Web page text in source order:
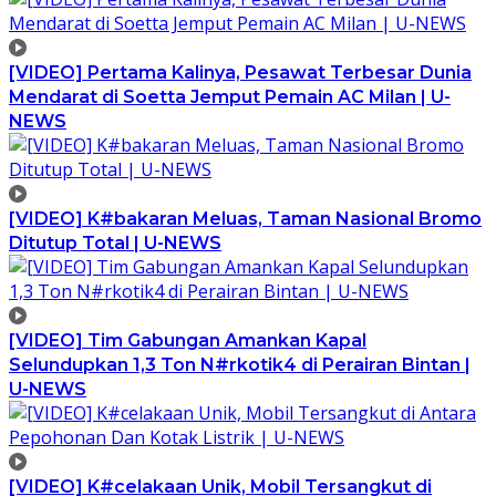
[VIDEO] Pertama Kalinya, Pesawat Terbesar Dunia
Mendarat di Soetta Jemput Pemain AC Milan | U-
NEWS
[VIDEO] K#bakaran Meluas, Taman Nasional Bromo
Ditutup Total | U-NEWS
[VIDEO] Tim Gabungan Amankan Kapal
Selundupkan 1,3 Ton N#rkotik4 di Perairan Bintan |
U-NEWS
[VIDEO] K#celakaan Unik, Mobil Tersangkut di